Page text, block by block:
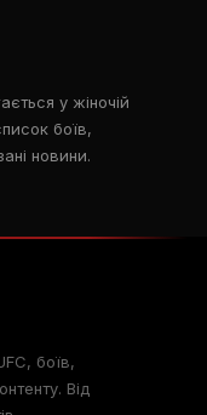
у жіночій
боїв,
новини.
боїв,
Від